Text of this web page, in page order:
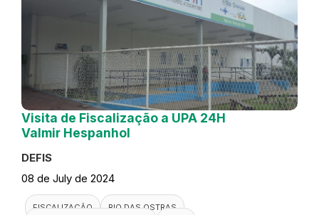
Visita de Fiscalização a UPA 24H
Valmir Hespanhol
DEFIS
08 de July de 2024
FISCALIZAÇÃO
RIO DAS OSTRAS